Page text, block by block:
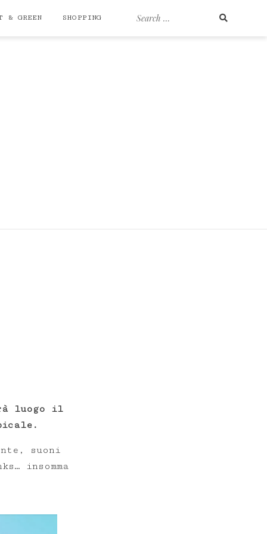
Search
& GREEN SHOPPING
luogo il
suoni
insomma